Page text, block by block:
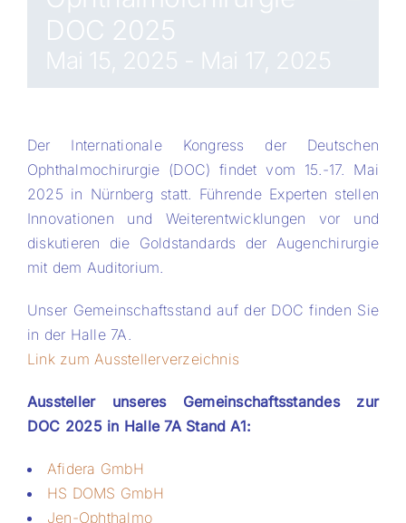
PROJECTS AND RESEARCH
Presse/News
Kalender
Kontakt
DOC 2025
Mai 15, 2025 - Mai 17, 2025
Der Internationale Kongress der Deutschen
Ophthalmochirurgie (DOC) findet vom 15.-17. Mai
2025 in Nürnberg statt. Führende Experten stellen
Innovationen und Weiterentwicklungen vor und
diskutieren die Goldstandards der Augenchirurgie
mit dem Auditorium.
Unser Gemeinschaftsstand auf der DOC finden Sie
in der Halle 7A.
Link zum Ausstellerverzeichnis
Aussteller unseres Gemeinschaftsstandes zur
DOC 2025 in Halle 7A Stand A1:
Afidera GmbH
HS DOMS GmbH
Jen-Ophthalmo